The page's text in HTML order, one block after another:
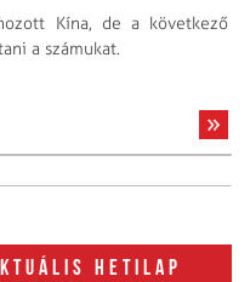
Kína, de a következő
a számukat.
hetilap